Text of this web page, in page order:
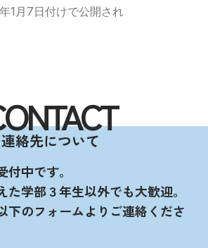
1月7日付けで公開され
連絡先について
中です。
学部３年生以外でも大歓迎。
下のフォームよりご連絡くださ